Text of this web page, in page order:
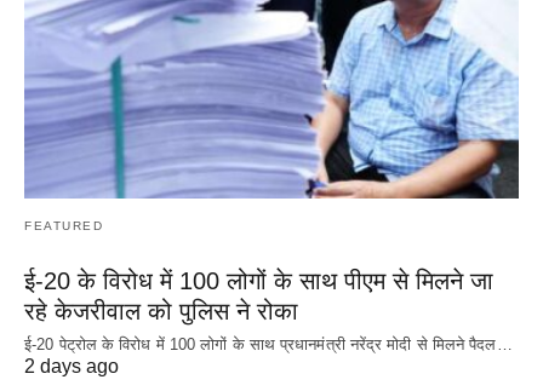
FEATURED
ई-20 के विरोध में 100 लोगों के साथ पीएम से मिलने जा
रहे केजरीवाल को पुलिस ने रोका
ई-20 पेट्रोल के विरोध में 100 लोगों के साथ प्रधानमंत्री नरेंद्र मोदी से मिलने पैदल…
2 days ago